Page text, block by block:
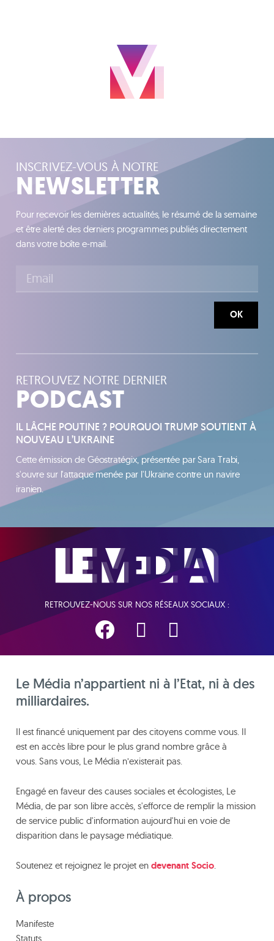
INSCRIVEZ-VOUS À NOTRE
NEWSLETTER
Pour recevoir les dernières actualités, le résumé de la semaine
et être alerté des derniers programmes publiés directement
dans votre boîte e-mail.
OK
RETROUVEZ NOTRE DERNIER
PODCAST
IL LÂCHE POUTINE ? POURQUOI TRUMP SOUTIENT À
NOUVEAU L’UKRAINE
Cette émission de Géostratégix, présentée par Sara Trabi,
s'ouvre sur l'attaque menée par l'Ukraine contre un navire
iranien.
RETROUVEZ-NOUS SUR NOS RÉSEAUX SOCIAUX :
Le Média n’appartient ni à l’Etat, ni à des
milliardaires.
Il est financé uniquement par des citoyens comme vous. Il
est en accès libre pour le plus grand nombre grâce à
vous. Sans vous, Le Média n’existerait pas.
Engagé en faveur des causes sociales et écologistes, Le
Média, de par son libre accès, s'efforce de remplir la mission
de service public d'information aujourd'hui en voie de
disparition dans le paysage médiatique.
Soutenez et rejoignez le projet en devenant Socio.
À propos
Manifeste
Statuts